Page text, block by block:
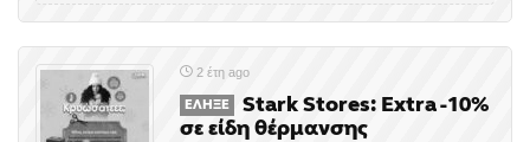
2 έτη ago
ΈΛΗΞΕ
Stark Stores: Extra -10%
σε είδη θέρμανσης